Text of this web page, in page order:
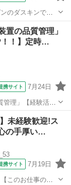
のダスキンでお
業やノルマはあ
行直帰でOK！私
置の品質管理」
！！】定時…
携サイト 7月24日
理」【経験活か
祝休み！高時給
未経験歓迎!ス
の手厚い…
携サイト 7月19日